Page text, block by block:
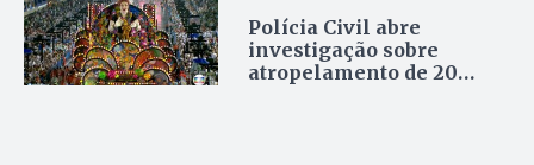
Polícia Civil abre
investigação sobre
atropelamento de 20